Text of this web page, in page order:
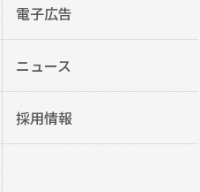
電子広告
ニュース
採用情報